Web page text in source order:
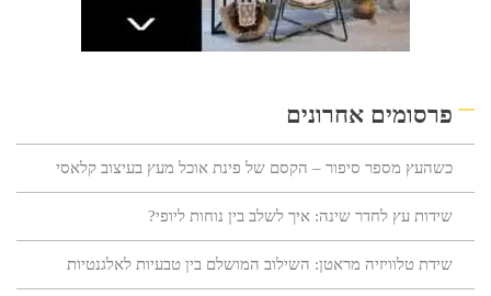
פרסומים אחרונים
כשהעץ מספר סיפור – הקסם של פינת אוכל מעץ בעיצוב קלאסי
שידות עץ לחדר שינה: איך לשלב בין נוחות ליופי?
שידת טלוויזיה מראטן: השילוב המושלם בין טבעיות לאלגנטיות